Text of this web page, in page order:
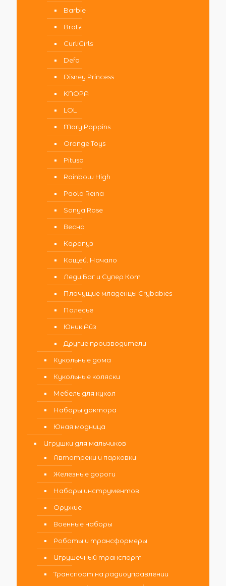
Barbie
Bratz
CurliGirls
Defa
Disney Princess
KNOPA
LOL
Mary Poppins
Orange Toys
Pituso
Rainbow High
Paola Reina
Sonya Rose
Весна
Карапуз
Кощей. Начало
Леди Баг и Супер Кот
Плачущие младенцы Crybabies
Полесье
Юник Айз
Другие производители
Кукольные дома
Кукольные коляски
Мебель для кукол
Наборы доктора
Юная модница
Игрушки для мальчиков
Автотреки и парковки
Железные дороги
Наборы инструментов
Оружие
Военные наборы
Роботы и трансформеры
Игрушечный транспорт
Транспорт на радиоуправлении